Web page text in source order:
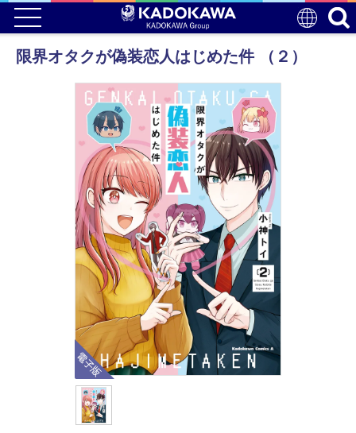
限界オタクが偽装恋人はじめた件 （２）
電子版